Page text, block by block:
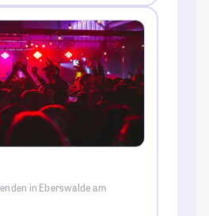
in Eberswalde am